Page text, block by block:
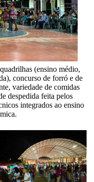
(ensino médio,
concurso de forró e de
variedade de comidas
despedida feita pelos
integrados ao ensino